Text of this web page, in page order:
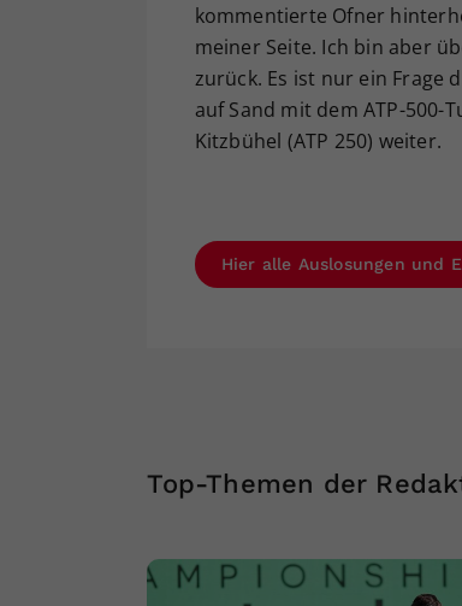
kommentierte Ofner
meiner Seite. Ich bin aber
zurück. Es ist nur ein Frage
auf Sand mit dem ATP-
Kitzbühel (ATP 250) weiter.
Hier alle Auslosungen und
Top-Themen der